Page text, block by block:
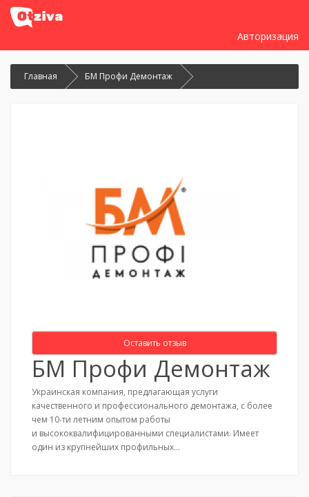
Авторизация
Главная БМ Профи Демонтаж
Оставить отзыв
БМ Профи Демонтаж
Украинская компания, предлагающая услуги
качественного и профессионального демонтажа, с более
чем 10-ти летним опытом работы
и высококвалифицированными специалистами. Имеет
один из крупнейших профильных…